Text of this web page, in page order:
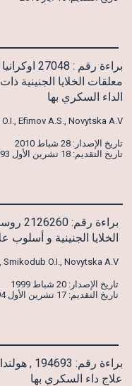
براءة رقم
معلقات الخلايا الجنينية
الداء السكري بها
Efimov A.S., Novytska A.V.
تاريخ الإصدار: 28 شباط 2010
تاريخ التقديم: 18 تشرين الأول 1993
الخلايا الجنينية و أسلوب
Smikodub O.I., Novytska A.V.
تاريخ الإصدار: 20 شباط 1999
تاريخ التقديم: 17 تشرين الأول 1994
براءة
علاج داء السكري بها